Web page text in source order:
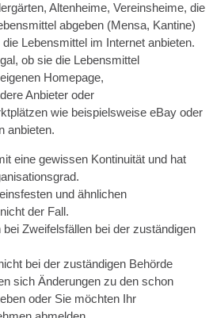
Altenheime, Vereinsheime, die
abgeben (Mensa, Kantine)
Lebensmittel im Internet anbieten.
ob sie die Lebensmittel
Homepage,
Anbieter oder
wie beispielsweise eBay oder
anbieten.
eine gewissen Kontinuität und hat
und ähnlichen
der Fall.
Zweifelsfällen bei der zuständigen
bei der zuständigen Behörde
sich Änderungen zu den schon
oder Sie möchten Ihr